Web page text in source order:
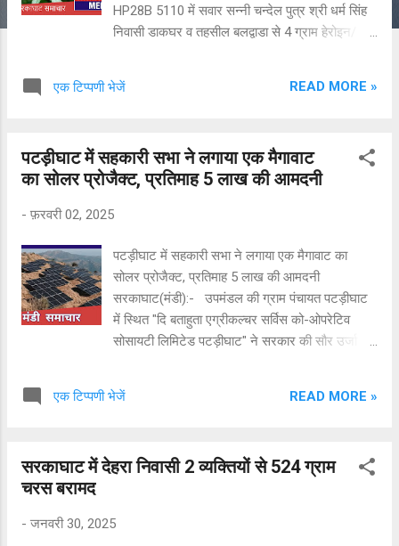
HP28B 5110 में सवार सन्नी चन्देल पुत्र श्री धर्म सिंह
निवासी डाकघर व तहसील बलद्वाडा से 4 ग्राम हेरोइन/
पंजीकृत किया गया है । अभियोग में अन्वेषण जारी है ।
एक टिप्पणी भेजें READ MORE »
पटड़ीघाट में सहकारी सभा ने लगाया एक मैगावाट
का सोलर प्रोजैक्ट, प्रतिमाह 5 लाख की आमदनी
- फ़रवरी 02, 2025
पटड़ीघाट में सहकारी सभा ने लगाया एक मैगावाट का
सोलर प्रोजैक्ट, प्रतिमाह 5 लाख की आमदनी
सरकाघाट(मंडी):- उपमंडल की ग्राम पंचायत पटड़ीघाट
में स्थित "दि बताहुता एग्रीकल्चर सर्विस को-ओपरेटिव
सोसायटी लिमिटेड पटड़ीघाट" ने सरकार की सौर उर्जा
बनाया है। सोसायटी ने 30 बीघा जमीन पट्टे पर लेकर एक
हमेशा ग्रामीण क्षेत्र में कुछ नया करने का सपना था। क्षेत्र
फार्म आदि कार्य यहां कठिन थे। साथ ही पंचायत शहर से
एक टिप्पणी भेजें READ MORE »
सरकाघाट में देहरा निवासी 2 व्यक्तियों से 524 ग्राम
चरस बरामद
- जनवरी 30, 2025